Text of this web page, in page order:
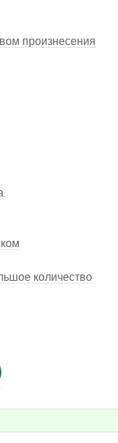
произнесения
количество